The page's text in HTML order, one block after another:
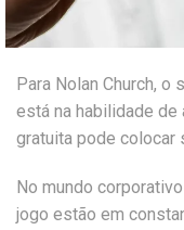
Para Nolan Church, o
está na habilidade de
gratuita pode colocar
No mundo
jogo estão em